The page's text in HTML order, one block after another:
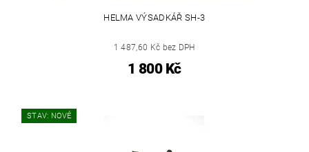
HELMA VÝSADKÁŘ SH-3
1 487,60 Kč bez DPH
1 800 Kč
STAV: NOVÉ